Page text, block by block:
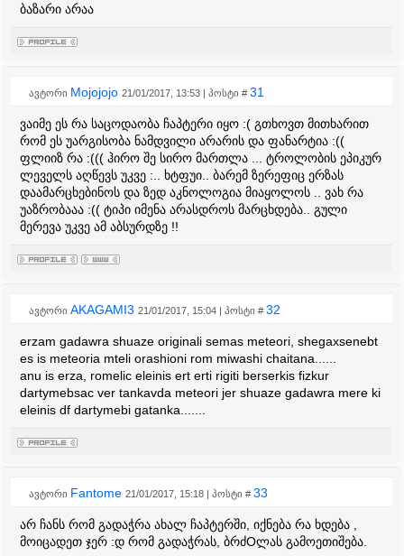
ბაზარი არაა
ავტორი Mojojojo 21/01/2017, 13:53 | პოსტი # 31
ვაიმე ეს რა საცოდაობა ჩაპტერი იყო :( გთხოვთ მითხარით
რომ ეს უარგისობა ნამდვილი არარის და ფანარტია :((
ფლიიზ რა :((( ჰირო შე სირო მართლა ... ტროლობის ეპიკურ
ლეველს აღწევს უკვე :.. ხტფუი.. ბარემ ზერეფიც ერზას
დაამარცხებინოს და ზედ აკნოლოგია მიაყოლოს .. ვახ რა
უაზრობააა :(( ტიპი იმენა არასდროს მარცხდება.. გული
მერევა უკვე ამ აბსურდზე !!
ავტორი AKAGAMI3 21/01/2017, 15:04 | პოსტი # 32
erzam gadawra shuaze originali semas meteori, shegaxsenebt
es is meteoria mteli orashioni rom miwashi chaitana......
anu is erza, romelic eleinis ert erti rigiti berserkis fizkur
dartymebsac ver tankavda meteori jer shuaze gadawra mere ki
eleinis df dartymebi gatanka.......
ავტორი Fantome 21/01/2017, 15:18 | პოსტი # 33
არ ჩანს რომ გადაჭრა ახალ ჩაპტერში, იქნება რა ხდება ,
მოიცადეთ ჯერ :დ რომ გადაჭრას, ბრძOლას გამოეთიშება.